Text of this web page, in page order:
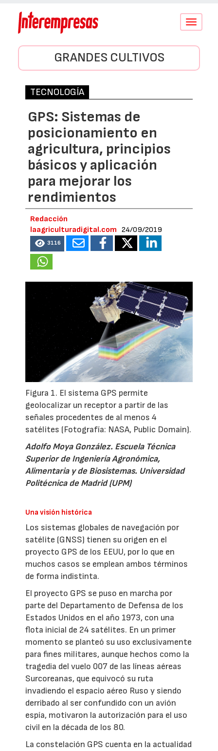
Conmutar
GRANDES CULTIVOS
TECNOLOGÍA
GPS: Sistemas de
posicionamiento en
agricultura, principios
básicos y aplicación
para mejorar los
rendimientos
Redacción
laagriculturadigital.com
24/09/2019
3116
Figura 1. El sistema GPS permite
geolocalizar un receptor a partir de las
señales procedentes de al menos 4
satélites (Fotografía: NASA, Public Domain).
Adolfo Moya González. Escuela Técnica
Superior de Ingeniería Agronómica,
Alimentaria y de Biosistemas. Universidad
Politécnica de Madrid (UPM)
Una visión histórica
Los sistemas globales de navegación por
satélite (GNSS) tienen su origen en el
proyecto GPS de los EEUU, por lo que en
muchos casos se emplean ambos términos
de forma indistinta.
El proyecto GPS se puso en marcha por
parte del Departamento de Defensa de los
Estados Unidos en el año 1973, con una
flota inicial de 24 satélites. En un primer
momento se planteó su uso exclusivamente
para fines militares, aunque hechos como la
tragedia del vuelo 007 de las líneas aéreas
Surcoreanas, que equivocó su ruta
invadiendo el espacio aéreo Ruso y siendo
derribado al ser confundido con un avión
espía, motivaron la autorización para el uso
civil en la década de los 80.
La constelación GPS cuenta en la actualidad